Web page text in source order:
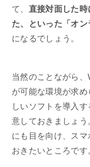
て、 直接対面した
た、といった「オ
になるでしょう。
当然のことながら
が可能な環境が求
しいソフトを導入
意しておきましょ
にも目を向け、ス
おきたいところです